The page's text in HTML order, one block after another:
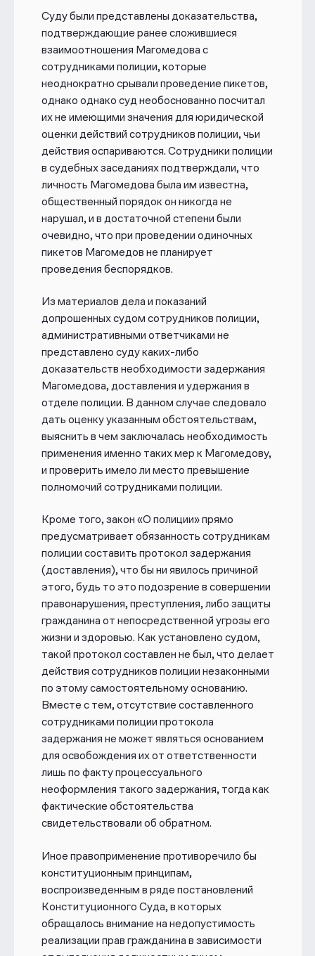
Суду были представлены доказательства,
подтверждающие ранее сложившиеся
взаимоотношения Магомедова с
сотрудниками полиции, которые
неоднократно срывали проведение пикетов,
однако однако суд необоснованно посчитал
их не имеющими значения для юридической
оценки действий сотрудников полиции, чьи
действия оспариваются. Сотрудники полиции
в судебных заседаниях подтверждали, что
личность Магомедова была им известна,
общественный порядок он никогда не
нарушал, и в достаточной степени были
очевидно, что при проведении одиночных
пикетов Магомедов не планирует
проведения беспорядков.
Из материалов дела и показаний
допрошенных судом сотрудников полиции,
административными ответчиками не
представлено суду каких-либо
доказательств необходимости задержания
Магомедова, доставления и удержания в
отделе полиции. В данном случае следовало
дать оценку указанным обстоятельствам,
выяснить в чем заключалась необходимость
применения именно таких мер к Магомедову,
и проверить имело ли место превышение
полномочий сотрудниками полиции.
Кроме того, закон «О полиции» прямо
предусматривает обязанность сотрудникам
полиции составить протокол задержания
(доставления), что бы ни явилось причиной
этого, будь то это подозрение в совершении
правонарушения, преступления, либо защиты
гражданина от непосредственной угрозы его
жизни и здоровью. Как установлено судом,
такой протокол составлен не был, что делает
действия сотрудников полиции незаконными
по этому самостоятельному основанию.
Вместе с тем, отсутствие составленного
сотрудниками полиции протокола
задержания не может являться основанием
для освобождения их от ответственности
лишь по факту процессуального
неоформления такого задержания, тогда как
фактические обстоятельства
свидетельствовали об обратном.
Иное правоприменение противоречило бы
конституционным принципам,
воспроизведенным в ряде постановлений
Конституционного Суда, в которых
обращалось внимание на недопустимость
реализации прав гражданина в зависимости